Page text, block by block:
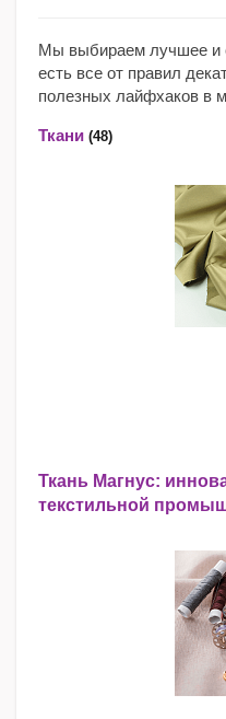
Мы выбираем лучшее и
есть все от правил
полезных лайфхаков в
Ткани (48)
Ткань Магнус:
текстильной